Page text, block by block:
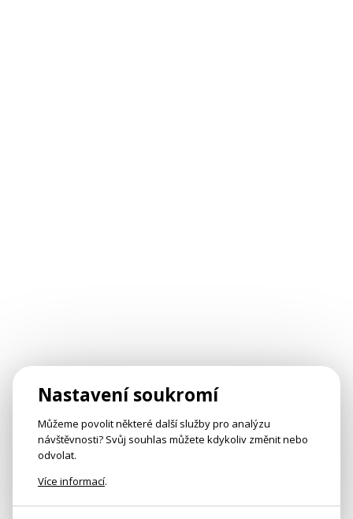
Nastavení soukromí
Můžeme povolit některé další služby pro analýzu
návštěvnosti? Svůj souhlas můžete kdykoliv změnit nebo
odvolat.
Více informací.